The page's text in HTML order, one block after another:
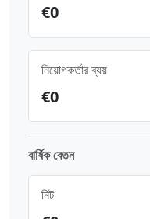
€0
নিয়োগকর্তার ব্যয়
€0
বার্ষিক বেতন
নিট